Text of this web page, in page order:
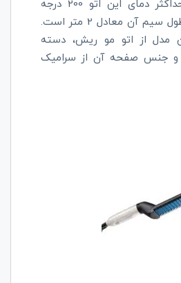
آسان خواهد بود. حداکثر دمای این اتو 200 درجه
سانتی‌گراد است و طول سیم آن معادل 2 متر است.
مدل از اتو مو ریش، دسته
و جنس صفحه آن از سرامیک